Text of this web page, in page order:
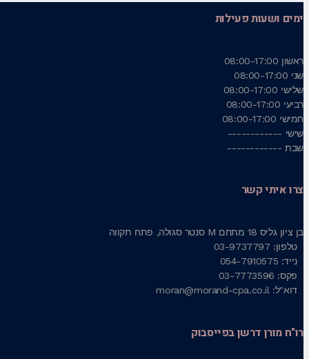
ימים ושעות פעילות
ראשון 08:00-17:00
שני 08:00-17:00
שלישי 08:00-17:00
רביעי 08:00-17:00
חמישי 08:00-17:00
שישי ------------
שבת ------------
צרו איתי קשר
בן ציון גליס 18 מתחם M סנטר סגולה, פתח תקווה
טלפון: 03-9737797
נייד: 054-7910575
פקס: 03-7773596
דוא"ל: moran@morand-cpa.co.il
רו"ח מורן דרשן בפייסבוק